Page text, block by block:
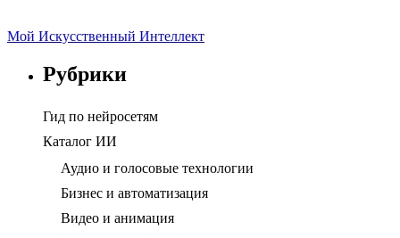
Мой Искусственный Интеллект
Рубрики
Гид по нейросетям
Каталог ИИ
Аудио и голосовые технологии
Бизнес и автоматизация
Видео и анимация